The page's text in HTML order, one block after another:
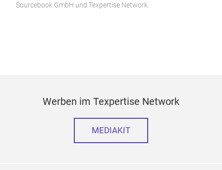
Sourcebook GmbH und Texpertise Network.
Werben im Texpertise Network
MEDIAKIT